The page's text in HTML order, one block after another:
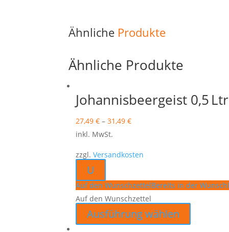
Ähnliche Produkte
Ähnliche Produkte
Johannisbeergeist 0,5
27,49€ –31,49€
inkl. MwSt.
zzgl.Versandkosten
U
Auf den WunschzettelBereits in der
Auf den Wunschzettel
Ausführung wählen
Produkt